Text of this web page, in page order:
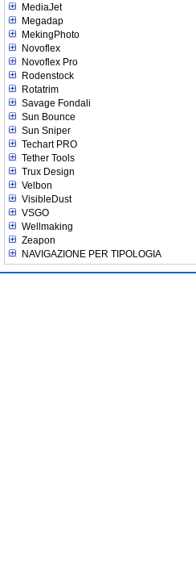
MediaJet
Megadap
MekingPhoto
Novoflex
Novoflex Pro
Rodenstock
Rotatrim
Savage Fondali
Sun Bounce
Sun Sniper
Techart PRO
Tether Tools
Trux Design
Velbon
VisibleDust
VSGO
Wellmaking
Zeapon
NAVIGAZIONE PER TIPOLOGIA